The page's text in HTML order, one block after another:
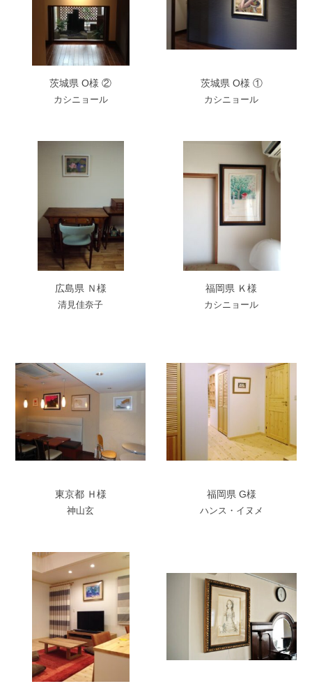
茨城県 O様 ②
カシニョール
茨城県 O様 ①
カシニョール
広島県 Ｎ様
清見佳奈子
福岡県 Ｋ様
カシニョール
東京都 Ｈ様
神山玄
福岡県 G様
ハンス・イヌメ